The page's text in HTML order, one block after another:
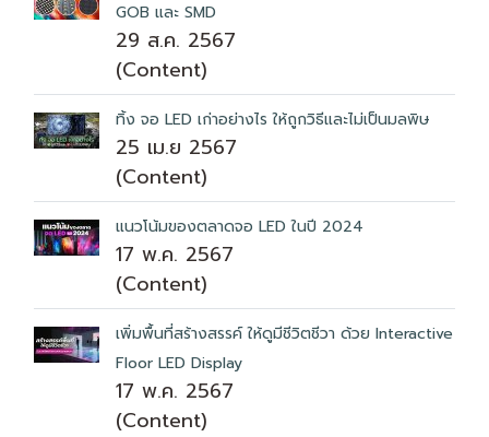
GOB และ SMD
29 ส.ค. 2567
(Content)
ทิ้ง จอ LED เก่าอย่างไร ให้ถูกวิธีและไม่เป็นมลพิษ
25 เม.ย 2567
(Content)
แนวโน้มของตลาดจอ LED ในปี 2024
17 พ.ค. 2567
(Content)
เพิ่มพื้นที่สร้างสรรค์ ให้ดูมีชีวิตชีวา ด้วย Interactive
Floor LED Display
17 พ.ค. 2567
(Content)